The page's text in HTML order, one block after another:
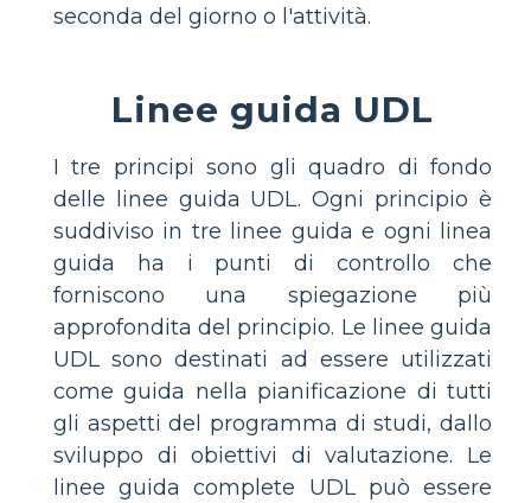
seconda del giorno o l'attività.
Linee guida UDL
I tre principi sono gli quadro di fondo
delle linee guida UDL. Ogni principio è
suddiviso in tre linee guida e ogni linea
guida ha i punti di controllo che
forniscono una spiegazione più
approfondita del principio. Le linee guida
UDL sono destinati ad essere utilizzati
come guida nella pianificazione di tutti
gli aspetti del programma di studi, dallo
sviluppo di obiettivi di valutazione. Le
linee guida complete UDL può essere